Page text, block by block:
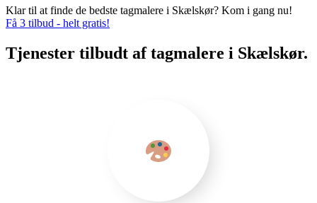
Klar til at finde de bedste tagmalere i Skælskør? Kom i gang nu!
Få 3 tilbud - helt gratis!
Tjenester tilbudt af tagmalere i Skælskør.